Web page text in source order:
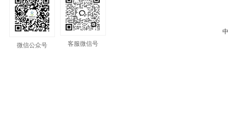
微信公众号
客服微信号